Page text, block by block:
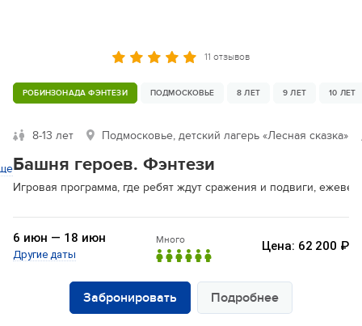
11 отзывов
РОБИНЗОНАДА ФЭНТЕЗИ ПОДМОСКОВЬЕ 8 ЛЕТ 9 ЛЕТ 10 ЛЕТ
8-13 лет Подмосковье, детский лагерь «Лесная сказка»
Башня героев. Фэнтези
Игровая программа, где ребят ждут сражения и подвиги,
6 июн — 18 июн
Другие даты
Много Цена: 62 200 ₽
Забронировать Подробнее